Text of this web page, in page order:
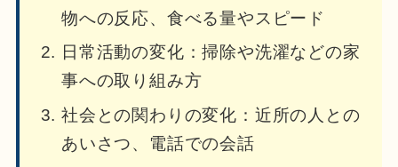
物への反応、食べる量やスピード
日常活動の変化：掃除や洗濯などの家
事への取り組み方
社会との関わりの変化：近所の人との
あいさつ、電話での会話